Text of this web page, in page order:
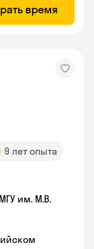
время
9 лет опыта
им. М.В.